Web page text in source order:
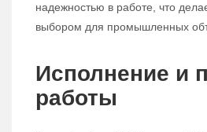
надежностью в работе, что
выбором для промышленных
Исполнение и
работы